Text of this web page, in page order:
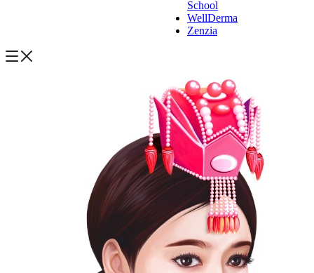
School
WellDerma
Zenzia